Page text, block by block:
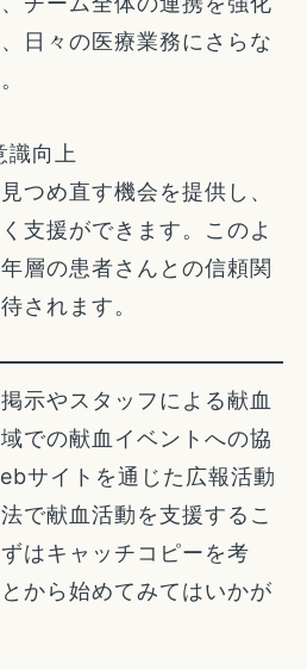
日々の医療業務にさらな
向上
つめ直す機会を提供し、
支援ができます。このよ
層の患者さんとの信頼関
されます。
示やスタッフによる献血
での献血イベントへの協
サイトを通じた広報活動
で献血活動を支援するこ
はキャッチコピーを考
から始めてみてはいかが